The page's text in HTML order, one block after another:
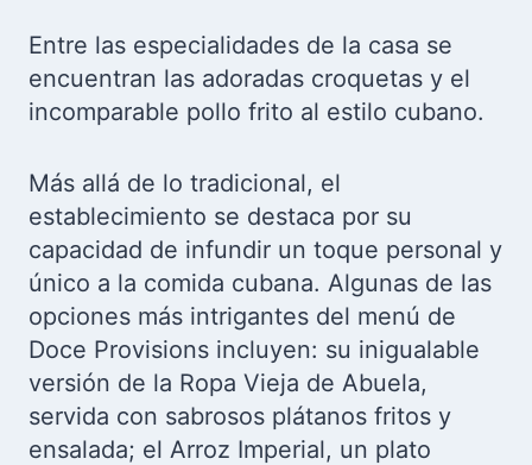
Entre las especialidades de la casa se
encuentran las adoradas croquetas y el
incomparable pollo frito al estilo cubano.
Más allá de lo tradicional, el
establecimiento se destaca por su
capacidad de infundir un toque personal y
único a la comida cubana. Algunas de las
opciones más intrigantes del menú de
Doce Provisions incluyen: su inigualable
versión de la Ropa Vieja de Abuela,
servida con sabrosos plátanos fritos y
ensalada; el Arroz Imperial, un plato